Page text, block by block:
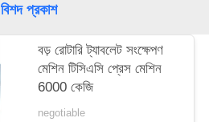
বিশদ প্রকাশ
বড় রোটারি ট্যাবলেট সংক্ষেপণ
মেশিন টিসিএসি প্রেস মেশিন
6000 কেজি
negotiable